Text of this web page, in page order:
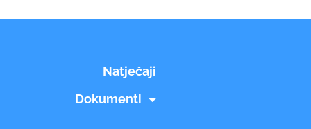
Natječaji
Dokumenti